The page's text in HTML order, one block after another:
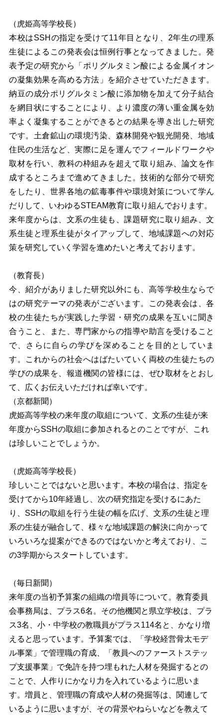
（虎姫高等学校長）
本校はSSHの指定を受けて11年目となり、2年生の理系
生徒によるこの発表会は恒例行事となってきました。 発
表予定の研究から「ポリグルタミン酸による金属イオン
の凝集効果を高める方法」を紹介させていただきます。
納豆の成分ポリグルタミン酸に添加物を加えて分子結合
を網目状にすることにより、より濃度の薄い重金属を効
率よく凝集することができるとの結果を導き出した研究
です。 土倉鉱山の環境汚染、森林開発や観光開発、地域
住民の生活など、実際に足を運んでフィールドワークや
取材を行い、教科の枠組みを超えて取り組み、論文を作
成するところまで進めてきました。技術的な部分で研究
をしたり、世界各地の鉱毒事件や環境対策について学ん
だりして、いわゆるSTEAM教育に取り組んでおります。
来年度からは、文系の生徒も、課題研究に取り組み、文
系生徒と理系生徒がタイアップして、地域課題への対応
策を研究していく学習を進めたいと考えております。
（教育長）
今、紹介がありました研究以外にも、高等学校生ならで
はの研究テーマの発表がございます。この発表会は、各
校の生徒たちが実践した学習・研究の成果を互いに聞き
合うこと、また、専門家からの指導や助言を受けること
で、さらに自らの学びを深めることを目的としていま
す。これからの社会へはばたいていく両校の生徒たちの
学びの成果を、報道機関の皆様には、ぜひ取材をとおし
て、広くお伝えいただければ幸いです。
（京都新聞）
虎姫高等学校の来年度の取組について、文系の生徒が来
年度からSSHの取組に参加されるとのことですが、これ
は珍しいことでしょうか。
（虎姫高等学校長）
珍しいことではないと思います。本校の場合は、指定を
受けてから10年経過し、次の研究指定を受けるにあた
り、SSHの取組を行う生徒の幅を広げ、文系の生徒と理
系の生徒が融合して、様々な地域課題の解決に向かって
いろいろな提案ができるのではないかと考えており、こ
の3学期からスタートしています。
（毎日新聞）
来年度の当初予算案の組織の増員等について。教育委員
会事務局は、プラス6名。その他機関と県立学校は、プラ
ス3名、小・中学校の教職員がプラス114名と、かなり増
えると思っています。予算案では、「学校経営骨太モデ
ル事業」で管理職の育成、「教員へのファーストステッ
プ支援事業」で免許を持つ埋もれた人材を発掘するとの
ことで、人作りにかなり力を入れているように思いま
す。増員と、管理職の育成や人材の発掘等は、関連して
いるように思いますが、その背景やねらいなどを教えて